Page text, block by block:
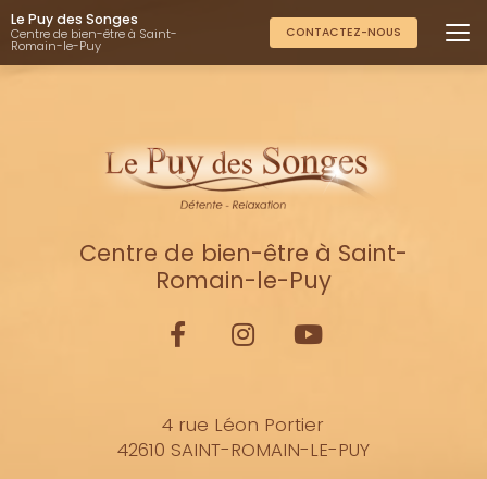
Aller
au
contenu
principal
Le Puy des Songes
Centre de bien-être à Saint-
Romain-le-Puy
CONTACTEZ-NOUS
Centre de bien-être à Saint-
Romain-le-Puy
4 rue Léon Portier
42610 SAINT-ROMAIN-LE-PUY